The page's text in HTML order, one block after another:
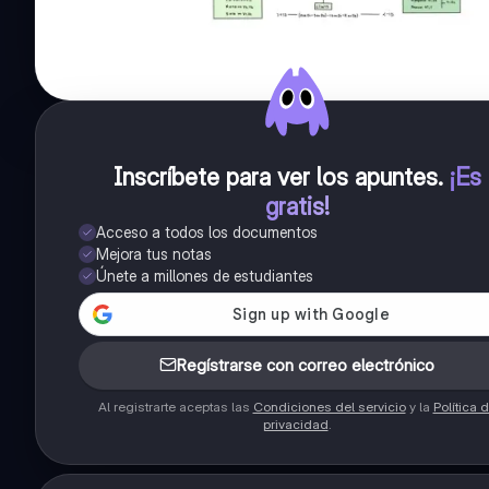
Inscríbete para ver los apuntes. ¡Es
gratis!
Acceso a todos los documentos
Mejora tus notas
Únete a millones de estudiantes
Regístrarse con correo electrónico
Al registrarte aceptas las Condiciones del servicioy la Política
privacidad.